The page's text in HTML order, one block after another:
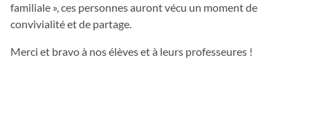
familiale », ces personnes auront vécu un moment de
convivialité et de partage.
Merci et bravo à nos élèves et à leurs professeures !